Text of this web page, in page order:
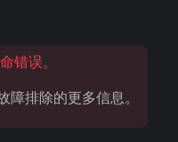
错误。
排除的更多信息。